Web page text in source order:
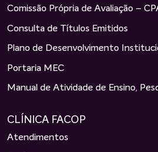
Comissão Própria de Avaliação –
Consulta de Títulos Emitidos
Plano de Desenvolvimento
Portaria MEC
Manual de Atividade de Ensino,
CLÍNICA FACOP
Atendimentos